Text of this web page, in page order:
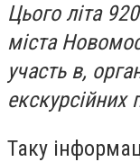
Цього літа
міста
участь в,
екскурсійних
Таку